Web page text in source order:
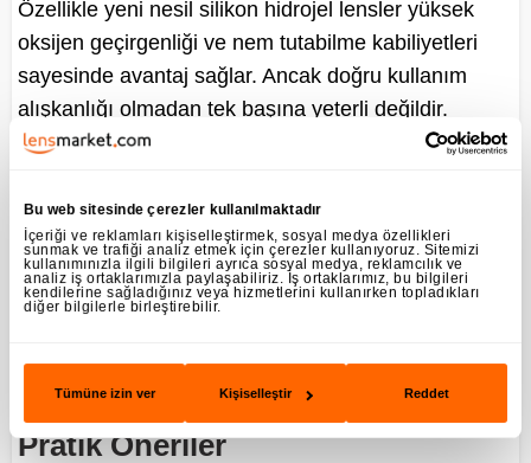
Bu web sitesinde çerezler kullanılmaktadır
İçeriği ve reklamları kişiselleştirmek, sosyal medya özellikleri
sunmak ve trafiği analiz etmek için çerezler kullanıyoruz. Sitemizi
kullanımınızla ilgili bilgileri ayrıca sosyal medya, reklamcılık ve
analiz iş ortaklarımızla paylaşabiliriz. İş ortaklarımız, bu bilgileri
kendilerine sağladığınız veya hizmetlerini kullanırken topladıkları
diğer bilgilerle birleştirebilir.
Tümüne izin ver Kişiselleştir Reddet
Özellikle yeni nesil silikon hidrojel lensler yüksek
oksijen geçirgenliği ve nem tutabilme kabiliyetleri
sayesinde avantaj sağlar. Ancak doğru kullanım
alışkanlığı olmadan tek başına yeterli değildir.
Kuruluk hissini azaltmak için 20-20-20 kuralını
boyunca 6 metre (20 Feet) uzağa bakmak göz
kaslarını dinlendirir. Ayrıca lensle uyumlu suni
gözyaşı damlaları da destek sağlayacaktır. Damla
seçerken kontakt lens kullanımı ile uyumlu olan ve
Bilgisayar Lens Kullanımı İçin
Pratik Öneriler